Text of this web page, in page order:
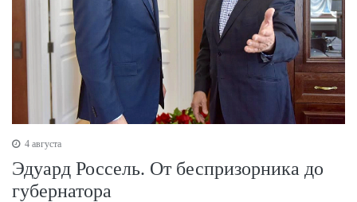
4 августа
Эдуард Россель. От беспризорника до
губернатора